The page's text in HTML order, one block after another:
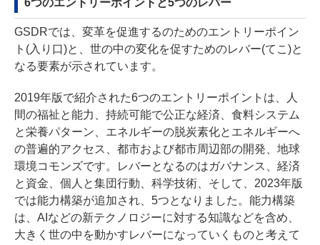
6つのエントリーポイントと5つのレバー
GSDRでは、変革を促進するのためのエントリーポイン
ト(入り口)と、世の中の変化を促すためのレバー(てこ)と
なる要素が示されています。
2019年版で紹介された6つのエントリーポイントは、人
間の福祉と能力、持続可能で公正な経済、食料システム
と栄養パターン、エネルギーの脱炭素化とエネルギーへ
の普遍的アクセス、都市および都市周辺部の開発、地球
環境コモンズです。レバーとなるのはガバナンス、経済
と資金、個人と集団行動、科学技術、そして、2023年版
では能力構築が追加され、5つとなりました。能力構築
は、AIなどの新テクノロジーに対する知識などを含め、
大きく世の中を動かすレバーになっていくものと考えて